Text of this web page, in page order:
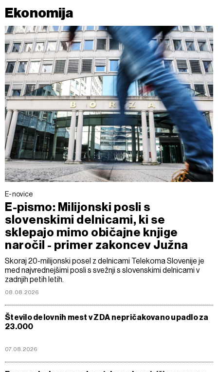
Ekonomija
E-novice
E-pismo: Milijonski posli s
slovenskimi delnicami, ki se
sklepajo mimo običajne knjige
naročil - primer zakoncev Južna
Skoraj 20-milijonski posel z delnicami Telekoma Slovenije je
med najvrednejšimi posli s svežnji s slovenskimi delnicami v
zadnjih petih letih.
08.08.2026
Število delovnih mest v ZDA nepričakovano upadlo za
23.000
07.08.2026